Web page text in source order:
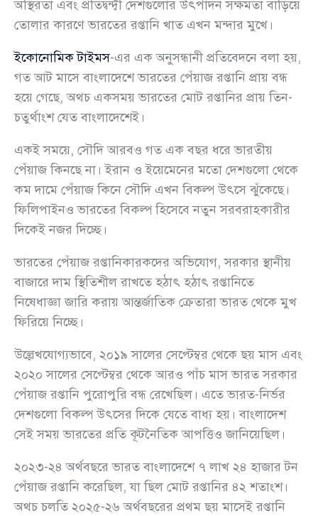
অস্থিরতা এবং প্রতিদ্বন্দ্বী দেশগুলোর উৎপাদন সক্ষমতা বাড়িয়ে
তোলার কারণে ভারতের রপ্তানি খাত এখন মন্দার মুখে।
ইকোনোমিক টাইমস-এর এক অনুসন্ধানী প্রতিবেদনে বলা হয়,
গত আট মাসে বাংলাদেশে ভারতের পেঁয়াজ রপ্তানি প্রায় বন্ধ
হয়ে গেছে, অথচ একসময় ভারতের মোট রপ্তানির প্রায় তিন-
চতুর্থাংশ যেত বাংলাদেশেই।
একই সময়ে, সৌদি আরবও গত এক বছর ধরে ভারতীয়
পেঁয়াজ কিনছে না। ইরান ও ইয়েমেনের মতো দেশগুলো থেকে
কম দামে পেঁয়াজ কিনে সৌদি এখন বিকল্প উৎসে ঝুঁকেছে।
ফিলিপাইনও ভারতের বিকল্প হিসেবে নতুন সরবরাহকারীর
দিকেই নজর দিচ্ছে।
ভারতের পেঁয়াজ রপ্তানিকারকদের অভিযোগ, সরকার স্থানীয়
বাজারে দাম স্থিতিশীল রাখতে হঠাৎ হঠাৎ রপ্তানিতে
নিষেধাজ্ঞা জারি করায় আন্তর্জাতিক ক্রেতারা ভারত থেকে মুখ
ফিরিয়ে নিচ্ছে।
উল্লেখযোগ্যভাবে, ২০১৯ সালের সেপ্টেম্বর থেকে ছয় মাস এবং
২০২০ সালের সেপ্টেম্বর থেকে আরও পাঁচ মাস ভারত সরকার
পেঁয়াজ রপ্তানি পুরোপুরি বন্ধ রেখেছিল। এতে ভারত-নির্ভর
দেশগুলো বিকল্প উৎসের দিকে যেতে বাধ্য হয়। বাংলাদেশ
সেই সময় ভারতের প্রতি কূটনৈতিক আপত্তিও জানিয়েছিল।
২০২৩-২৪ অর্থবছরে ভারত বাংলাদেশে ৭ লাখ ২৪ হাজার টন
পেঁয়াজ রপ্তানি করেছিল, যা ছিল মোট রপ্তানির ৪২ শতাংশ।
অথচ চলতি ২০২৫-২৬ অর্থবছরের প্রথম ছয় মাসেই রপ্তানি